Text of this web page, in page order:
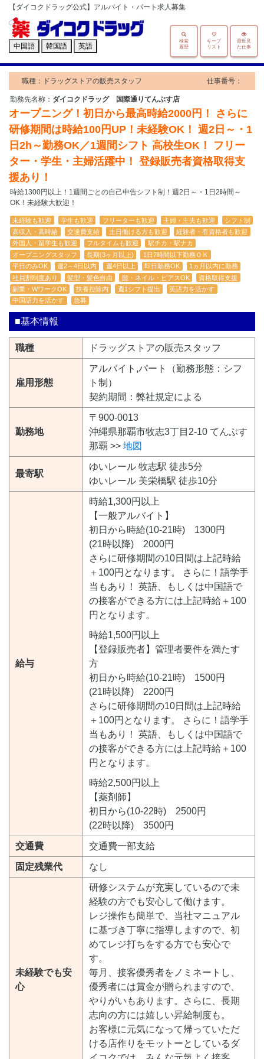
【ダイコクドラッグ公式】アルバイト・パート求人募集
中国語 韓国語 英語
最近見
た仕事
キープ
リスト
検索
履歴
職種：ドラッグストアの販売スタッフ 仕事番号：
勤務先名称： ダイコクドラッグ 国際通りてんぶす店
オープニング！初日から最高時給2000円！ さらに
研修期間は時給100円UP！未経験OK！ 週2日～・1
日2h～勤務OK／1週間シフト 高校生OK！ フリー
ター・学生・主婦活躍中！ 登録販売者資格取得支
援あり！
時給1300円以上！1週間ごとの自己申告シフト制！週2日～・1日2時間～
OK！未経験大歓迎！
未経験も歓迎 学生も歓迎 フリーターも歓迎 主婦・主夫も歓迎
シフト制
高収入・高時給
交通費支給 土日働ける方も歓迎
経験者・有資格者も歓迎
外国人・留学生も歓迎
フルタイムも歓迎
駅チカ・駅ナカ
オープニングスタッフ
長期(3ヶ月以上)
1日7時間以下勤務ＯＫ
平日のみOK
週2～4日以内 週4日以上 即日勤務OK
1ヵ月以内に勤務
社員割制度あり
髪型・髪色自由 髭・ネイル・ピアスOK
資格取得支援
副業・WワークOK
扶養控除内 週1シフト提出
英語力を活かす
中国語力を活かす
急募
■基本情報
職種 ドラッグストアの販売スタッフ
雇用形態
アルバイト,パート（勤務形態：シフ
ト制）
契約期間：弊社規定による
勤務地
〒900-0013
沖縄県那覇市牧志3丁目2-10 てんぶす
那覇 >> 地図
最寄駅
ゆいレール 牧志駅 徒歩5分
ゆいレール 美栄橋駅 徒歩10分
給与
時給1,300円以上
【一般アルバイト】
初日から時給(10-21時) 1300円
(21時以降) 2000円
さらに研修期間の10日間は上記時給
＋100円となります。 さらに！語学手
当もあり！ 英語、もしくは中国語で
の接客ができる方には上記時給＋100
円となります。
時給1,500円以上
【登録販売者】管理者要件を満たす
方
初日から時給(10-21時) 1500円
(21時以降) 2200円
さらに研修期間の10日間は上記時給
＋100円となります。 さらに！語学手
当もあり！ 英語、もしくは中国語で
の接客ができる方には上記時給＋100
円となります。
時給2,500円以上
【薬剤師】
初日から(10-22時) 2500円
(22時以降) 3500円
交通費 交通費一部支給
固定残業代 なし
未経験でも安
心
研修システムが充実しているので未
経験の方でも安心して働けます。
レジ操作も簡単で、当社マニュアル
に基づき丁寧に指導しますので、初
めてレジ打ちをする方でも安心で
す。
毎月、接客優秀者をノミネートし、
優秀者には賞金が贈られますので、
やりがいもあります。さらに、長期
志向の方には嬉しい昇給制度も。
お客様に元気になって帰っていただ
ける店作りをモットーとしているダ